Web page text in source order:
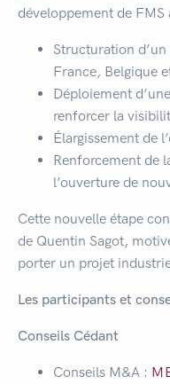
développement de FMS
Structuration d’un
France, Belgique
Déploiement
renforcer la
Élargissement de
Renforcement de
l’ouverture de
Cette nouvelle étape
de Quentin Sagot,
porter un projet
Les participants et
Conseils Cédant
Conseils M&A :